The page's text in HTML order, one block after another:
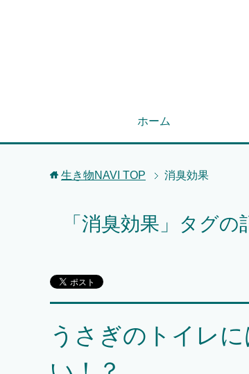
ホーム
生き物NAVI TOP 消臭効果
「消臭効果」タグの
うさぎのトイレ